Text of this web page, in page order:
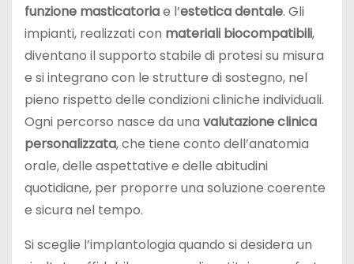
funzione masticatoriae l’estetica dentale. Gli
impianti, realizzati con materiali biocompatibili,
diventano il supporto stabile di protesi su misura
e si integrano con le strutture di sostegno, nel
pieno rispetto delle condizioni cliniche individuali.
Ogni percorso nasce da una valutazione clinica
personalizzata, che tiene conto dell’anatomia
orale, delle aspettative e delle abitudini
quotidiane, per proporre una soluzione coerente
e sicura nel tempo.
Si sceglie l’implantologia quando si desidera un